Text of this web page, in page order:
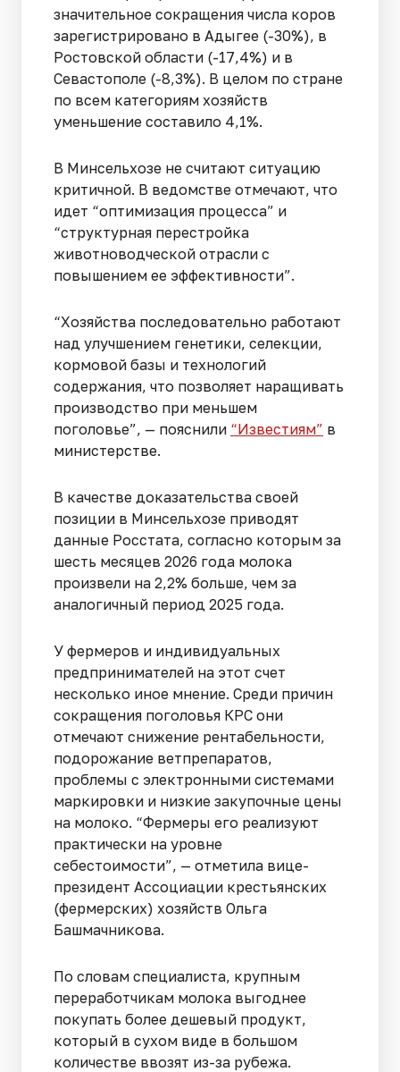
значительное сокращения числа коров
зарегистрировано в Адыгее (-30%), в
Ростовской области (-17,4%) и в
Севастополе (-8,3%). В целом по стране
по всем категориям хозяйств
уменьшение составило 4,1%.
В Минсельхозе не считают ситуацию
критичной. В ведомстве отмечают, что
идет “оптимизация процесса” и
“структурная перестройка
животноводческой отрасли с
повышением ее эффективности”.
“Хозяйства последовательно работают
над улучшением генетики, селекции,
кормовой базы и технологий
содержания, что позволяет наращивать
производство при меньшем
поголовье”, — пояснили “Известиям” в
министерстве.
В качестве доказательства своей
позиции в Минсельхозе приводят
данные Росстата, согласно которым за
шесть месяцев 2026 года молока
произвели на 2,2% больше, чем за
аналогичный период 2025 года.
У фермеров и индивидуальных
предпринимателей на этот счет
несколько иное мнение. Среди причин
сокращения поголовья КРС они
отмечают снижение рентабельности,
подорожание ветпрепаратов,
проблемы с электронными системами
маркировки и низкие закупочные цены
на молоко. “Фермеры его реализуют
практически на уровне
себестоимости”, — отметила вице-
президент Ассоциации крестьянских
(фермерских) хозяйств Ольга
Башмачникова.
По словам специалиста, крупным
переработчикам молока выгоднее
покупать более дешевый продукт,
который в сухом виде в большом
количестве ввозят из-за рубежа.